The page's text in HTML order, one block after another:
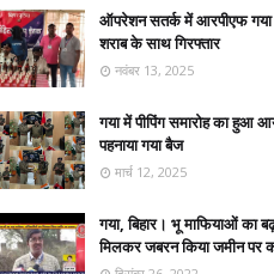
ऑपरेशन सतर्क में आरपीएफ गया
शराब के साथ गिरफ्तार
नवंबर 13, 2025
गया में पीपिंग समारोह का हुआ
पहनाया गया बैज
मार्च 12, 2025
गया, बिहार। भू माफियाओं का
मिलकर जबरन किया जमीन पर